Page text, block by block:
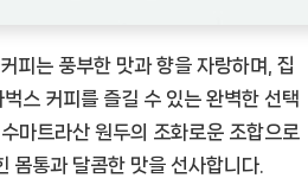
추
천
상
품]
피는 풍부한 맛과 향을 자랑하며, 집
스 커피를 즐길 수 있는 완벽한 선택
마트라산 원두의 조화로운 조합으로
몸통과 달콤한 맛을 선사합니다.